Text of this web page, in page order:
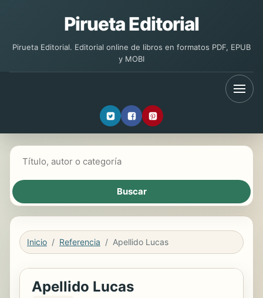
Pirueta Editorial
Pirueta Editorial. Editorial online de libros en formatos PDF, EPUB
y MOBI
Inicio Referencia Apellido Lucas
Apellido Lucas